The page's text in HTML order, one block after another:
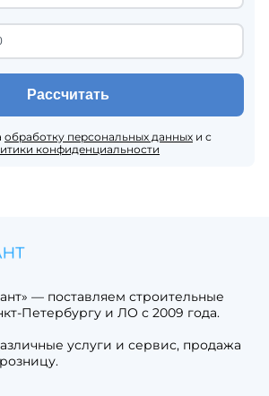
Рассчитать
обработку персональных данных и с
конфиденциальности
— поставляем строительные
Петербургу и ЛО с 2009 года.
услуги и сервис, продажа